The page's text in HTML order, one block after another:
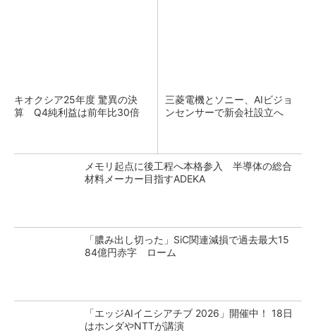
キオクシア25年度 驚異の決
算 Q4純利益は前年比30倍
三菱電機とソニー、AIビジョ
ンセンサーで新会社設立へ
メモリ起点に後工程へ本格参入 半導体の総合
材料メーカー目指すADEKA
「膿み出し切った」SiC関連減損で過去最大15
84億円赤字 ローム
「エッジAIイニシアチブ 2026」開催中！ 18日
はホンダやNTTが講演